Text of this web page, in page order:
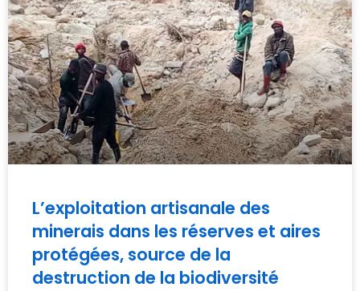
L’exploitation artisanale des
minerais dans les réserves et aires
protégées, source de la
destruction de la biodiversité